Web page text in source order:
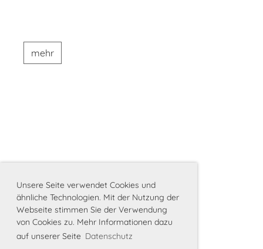
Unsere Seite verwendet Cookies und
ähnliche Technologien. Mit der Nutzung der
Webseite stimmen Sie der Verwendung
von Cookies zu. Mehr Informationen dazu
auf unserer Seite Datenschutz
mehr